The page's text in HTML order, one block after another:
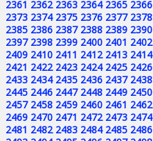
2361 2362 2363 2364 2365 2366
2373 2374 2375 2376 2377 2378
2385 2386 2387 2388 2389 2390
2397 2398 2399 2400 2401 2402
2409 2410 2411 2412 2413 2414
2421 2422 2423 2424 2425 2426
2433 2434 2435 2436 2437 2438
2445 2446 2447 2448 2449 2450
2457 2458 2459 2460 2461 2462
2469 2470 2471 2472 2473 2474
2481 2482 2483 2484 2485 2486